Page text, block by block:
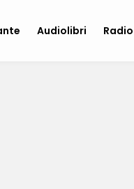
Audiolibri Radio